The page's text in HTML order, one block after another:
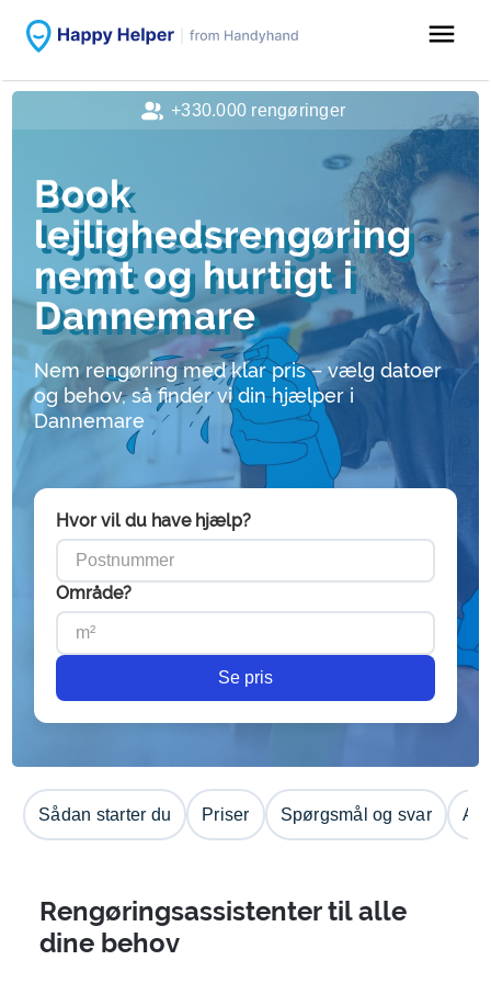
menu
Book
lejlighedsrengøring
nemt og hurtigt i
Dannemare
Nem rengøring med klar pris – vælg datoer
og behov, så finder vi din hjælper i
Dannemare
Hvor vil du have hjælp?
Område?
Se pris
Sådan starter du Priser Spørgsmål og svar
Rengøringsassistenter til alle
dine behov
+330.000 rengøringer